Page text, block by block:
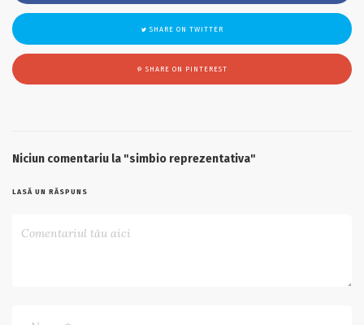
SHARE ON TWITTER
SHARE ON PINTEREST
Niciun comentariu la "simbio reprezentativa"
LASĂ UN RĂSPUNS